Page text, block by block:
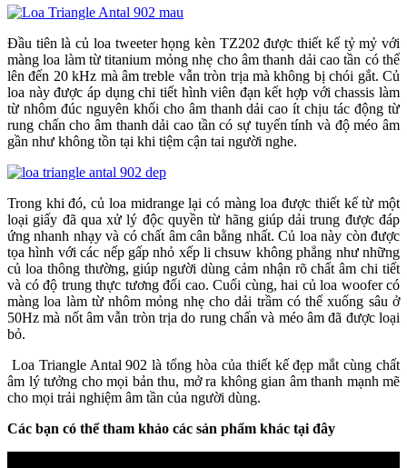
Đầu tiên là củ loa tweeter họng kèn TZ202 được thiết kế tỷ mỷ với
màng loa làm từ titanium mỏng nhẹ cho âm thanh dải cao tần có thể
lên đến 20 kHz mà âm treble vẫn tròn trịa mà không bị chói gắt. Củ
loa này được áp dụng chi tiết hình viên đạn kết hợp với chassis làm
từ nhôm đúc nguyên khối cho âm thanh dải cao ít chịu tác động từ
rung chấn cho âm thanh dải cao tần có sự tuyến tính và độ méo âm
gần như không tồn tại khi tiệm cận tai người nghe.
Trong khi đó, củ loa midrange lại có màng loa được thiết kế từ một
loại giấy đã qua xử lý độc quyền từ hãng giúp dải trung được đáp
ứng nhanh nhạy và có chất âm cân bằng nhất. Củ loa này còn được
tọa hình với các nếp gấp nhỏ xếp li chsuw không phẳng như những
củ loa thông thường, giúp người dùng cảm nhận rõ chất âm chi tiết
và có độ trung thực tương đối cao. Cuối cùng, hai củ loa woofer có
màng loa làm từ nhôm mỏng nhẹ cho dải trầm có thể xuống sâu ở
50Hz mà nốt âm vẫn tròn trịa do rung chấn và méo âm đã được loại
bỏ.
Loa Triangle Antal 902 là tổng hòa của thiết kế đẹp mắt cùng chất
âm lý tưởng cho mọi bản thu, mở ra không gian âm thanh mạnh mẽ
cho mọi trải nghiệm âm tần của người dùng.
Các bạn có thể tham khảo các sản phẩm khác tại đây